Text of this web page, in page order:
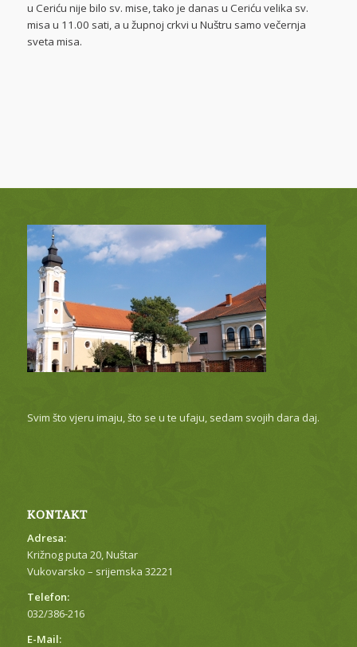
u Ceriću nije bilo sv. mise, tako je danas u Ceriću velika sv.
misa u 11.00 sati, a u župnoj crkvi u Nuštru samo večernja
sveta misa.
Svim što vjeru imaju, što se u te ufaju, sedam svojih dara daj.
KONTAKT
Adresa:
Križnog puta 20, Nuštar
Vukovarsko – srijemska 32221
Telefon:
032/386-216
E-Mail: